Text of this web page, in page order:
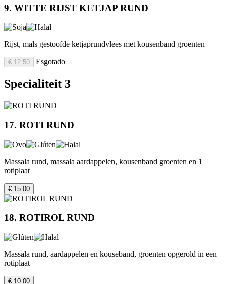
9. WITTE RIJST KETJAP RUND
Rijst, mals gestoofde ketjaprundvlees met kousenband groenten
€ 12.50 Esgotado
Specialiteit 3
17. ROTI RUND
Massala rund, massala aardappelen, kousenband groenten en 1
rotiplaat
€ 15.00
18. ROTIROL RUND
Massala rund, aardappelen en kouseband, groenten opgerold in een
rotiplaat
€ 10.00